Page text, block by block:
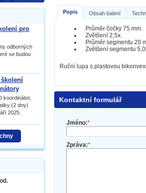
Popis Obsah balení
Průměr čočky 75 mm.
Zvětšení 2,5x.
Průměr segmentu 20
Zvětšení segmentu
Ruční lupa s plastovou
Kontaktní formulář
Jméno:*
Zpráva:*
pro
odborných
se budou
koordinátor,
(2 dny)
2025.